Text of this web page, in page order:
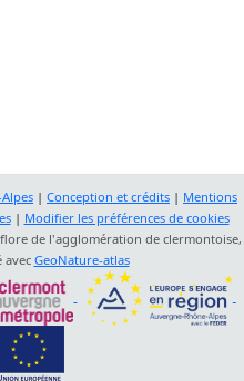
| Conception et crédits | Mentions
| Modifier les préférences de cookies
de l'agglomération de clermontoise,
avec GeoNature-atlas